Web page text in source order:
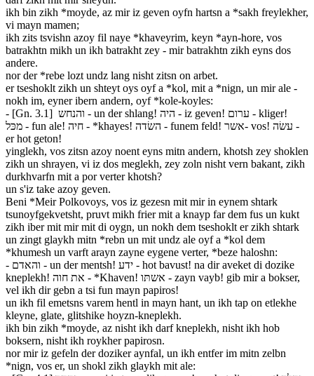
ikh bin zikh *moyde, az mir iz geven oyfn hartsn a *sakh freylekher,
vi mayn mamen;
ikh zits tsvishn azoy fil naye *khaveyrim, keyn *ayn-hore, vos
batrakhtn mikh un ikh batrakht zey - mir batrakhtn zikh eyns dos
andere.
nor der *rebe lozt undz lang nisht zitsn on arbet.
er tseshoklt zikh un shteyt oys oyf a *kol, mit a *nign, un mir ale -
nokh im, eyner ibern andern, oyf *kole-koyles:
- [Gn. 3.1] והנחש - un der shlang! היה - iz geven! ערום - kliger!
מכּל - fun ale! חיה - *khayes! השׂדה - funem feld! אשר- vos! עשׂה -
er hot geton!
yinglekh, vos zitsn azoy noent eyns mitn andern, khotsh zey shoklen
zikh un shrayen, vi iz dos meglekh, zey zoln nisht vern bakant, zikh
durkhvarfn mit a por verter khotsh?
un s'iz take azoy geven.
Beni *Meir Polkovoys, vos iz gezesn mit mir in eynem shtark
tsunoyfgekvetsht, pruvt mikh frier mit a knayp far dem fus un kukt
zikh iber mit mir mit di oygn, un nokh dem tseshoklt er zikh shtark
un zingt glaykh mitn *rebn un mit undz ale oyf a *kol dem
*khumesh un varft arayn zayne eygene verter, *beze haloshn:
- והאדם - un der mentsh! ידע - hot bavust! na dir aveket di dozike
kneplekh! את חוה - *Khaven! אשתּו - zayn vayb! gib mir a bokser,
vel ikh dir gebn a tsi fun mayn papiros!
un ikh fil emetsns varem hentl in mayn hant, un ikh tap on etlekhe
kleyne, glate, glitshike hoyzn-kneplekh.
ikh bin zikh *moyde, az nisht ikh darf kneplekh, nisht ikh hob
boksern, nisht ikh roykher papirosn.
nor mir iz gefeln der doziker aynfal, un ikh entfer im mitn zelbn
*nign, vos er, un shokl zikh glaykh mit ale: